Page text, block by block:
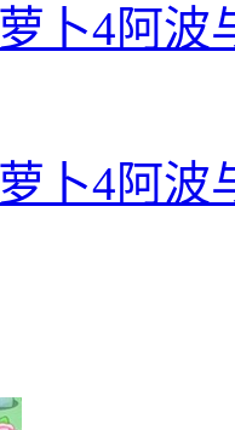
卜4阿波
卜4阿波